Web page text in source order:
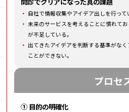
自社で情報収集やアイデア出しを行って
未来のサービスを考えることに慣れて
が不足している。
出てきたアイデアを判断する基準がな
ことができない。
プロセ
① 目的の明確化